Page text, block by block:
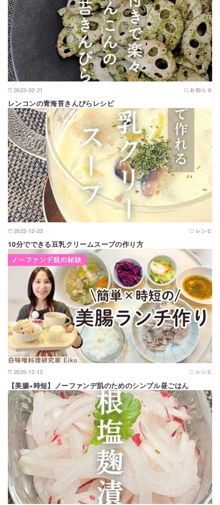
2023-02-21 お知らせ
レンコンの青海苔きんぴらレシピ
2022-12-23 レシピ
10分でできる豆乳クリームスープの作り方
2025-12-12 レシピ
【美腸×時短】ノーファンデ肌のためのシンプル昼ごはん